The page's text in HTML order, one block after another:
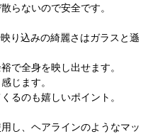
らないので安全です。
り込みの綺麗さはガラスと遜
で全身を映し出せます。
じます。
るのも嬉しいポイント。
し、ヘアラインのようなマッ